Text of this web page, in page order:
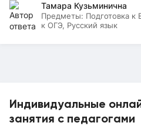
Индивидуальные
занятия с педагогами
Тамара Кузьминична
Предметы: Подготовка к
к ОГЭ, Русский язык